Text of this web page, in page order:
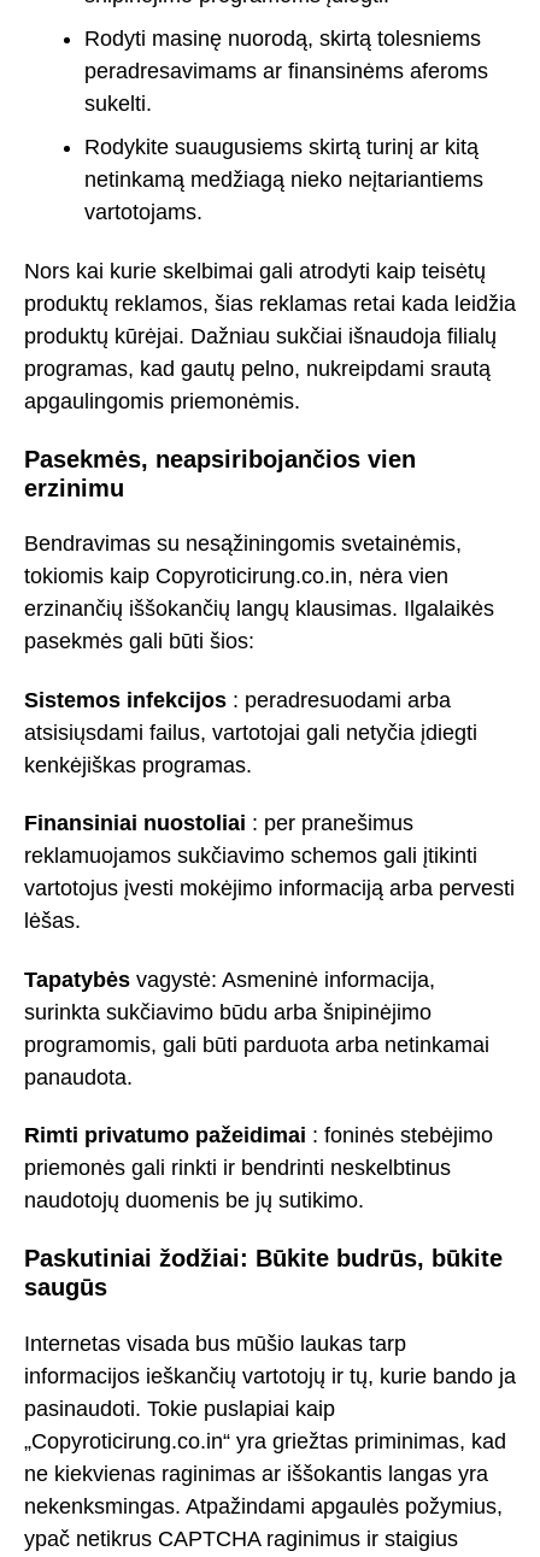
Rodyti masinę nuorodą, skirtą tolesniems
peradresavimams ar finansinėms aferoms
sukelti.
Rodykite suaugusiems skirtą turinį ar kitą
netinkamą medžiagą nieko neįtariantiems
vartotojams.
Nors kai kurie skelbimai gali atrodyti kaip teisėtų
produktų reklamos, šias reklamas retai kada leidžia
produktų kūrėjai. Dažniau sukčiai išnaudoja filialų
programas, kad gautų pelno, nukreipdami srautą
apgaulingomis priemonėmis.
Pasekmės, neapsiribojančios vien
erzinimu
Bendravimas su nesąžiningomis svetainėmis,
tokiomis kaip Copyroticirung.co.in, nėra vien
erzinančių iššokančių langų klausimas. Ilgalaikės
pasekmės gali būti šios:
Sistemos infekcijos : peradresuodami arba
atsisiųsdami failus, vartotojai gali netyčia įdiegti
kenkėjiškas programas.
Finansiniai nuostoliai : per pranešimus
reklamuojamos sukčiavimo schemos gali įtikinti
vartotojus įvesti mokėjimo informaciją arba pervesti
lėšas.
Tapatybės vagystė: Asmeninė informacija,
surinkta sukčiavimo būdu arba šnipinėjimo
programomis, gali būti parduota arba netinkamai
panaudota.
Rimti privatumo pažeidimai : foninės stebėjimo
priemonės gali rinkti ir bendrinti neskelbtinus
naudotojų duomenis be jų sutikimo.
Paskutiniai žodžiai: Būkite budrūs, būkite
saugūs
Internetas visada bus mūšio laukas tarp
informacijos ieškančių vartotojų ir tų, kurie bando ja
pasinaudoti. Tokie puslapiai kaip
„Copyroticirung.co.in“ yra griežtas priminimas, kad
ne kiekvienas raginimas ar iššokantis langas yra
nekenksmingas. Atpažindami apgaulės požymius,
ypač netikrus CAPTCHA raginimus ir staigius